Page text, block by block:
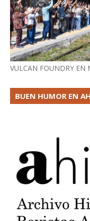
VULCAN FOUNDRY EN
BUEN HUMOR EN